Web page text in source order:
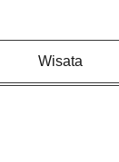
Wisata